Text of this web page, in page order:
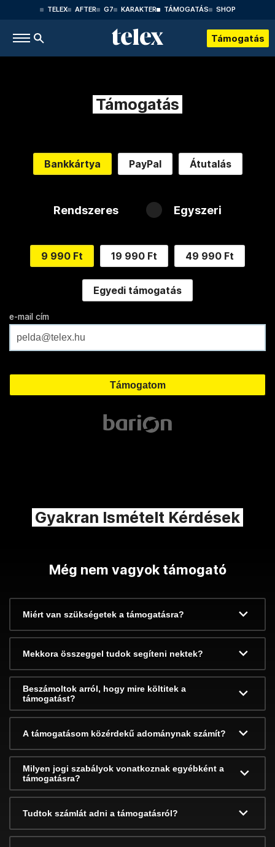
TELEX AFTER G7 KARAKTER TÁMOGATÁS SHOP
Támogatás
Támogatás
Bankkártya PayPal Átutalás
Rendszeres Egyszeri
9 990 Ft 19 990 Ft 49 990 Ft
Egyedi támogatás
e-mail cím
Gyakran Ismételt Kérdések
Még nem vagyok támogató
Miért van szükségetek a támogatásra?
Mekkora összeggel tudok segíteni nektek?
Beszámoltok arról, hogy mire költitek a
támogatást?
A támogatásom közérdekű adománynak számít?
Milyen jogi szabályok vonatkoznak egyébként a
támogatásra?
Tudtok számlát adni a támogatásról?